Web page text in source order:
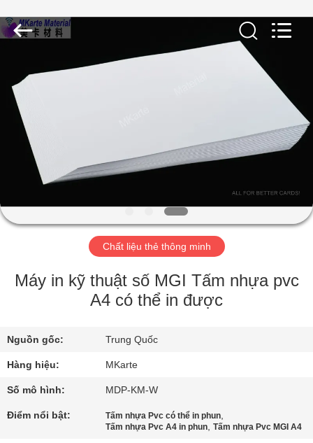
NHÀ
SẢN
PHẨM
VIDEO
VỀ
TÔI
THAM
QUAN
NHÀ
MÁY
2026
MKarte
Material
Reserved.
Chất liệu thẻ thông minh
Máy in kỹ thuật số MGI Tấm nhựa pvc
A4 có thể in được
Nguồn gốc: Trung Quốc
Hàng hiệu: MKarte
Số mô hình: MDP-KM-W
Điểm nổi bật: Tấm nhựa Pvc có thể in phun,
Tấm nhựa Pvc A4 in phun,Tấm nhựa Pvc MGI A4